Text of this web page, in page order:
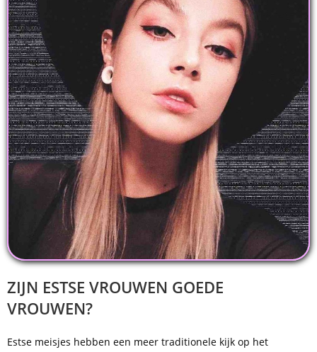
ZIJN ESTSE VROUWEN GOEDE
VROUWEN?
Estse meisjes hebben een meer traditionele kijk op het